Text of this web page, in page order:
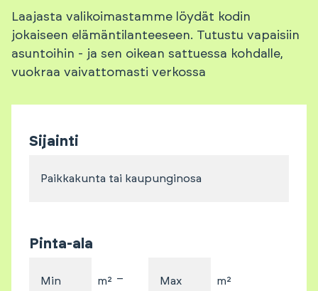
Laajasta valikoimastamme löydät kodin
jokaiseen elämäntilanteeseen. Tutustu vapaisiin
asuntoihin - ja sen oikean sattuessa kohdalle,
vuokraa vaivattomasti verkossa
Sijainti
Paikkakunta tai kaupunginosa
Pinta-ala
Min m² – Max m²